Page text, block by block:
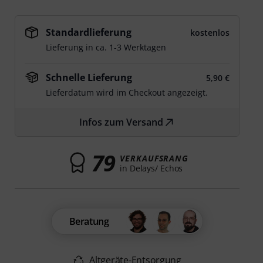
Standardlieferung
kostenlos
Lieferung in ca. 1-3 Werktagen
Schnelle Lieferung
5,90 €
Lieferdatum wird im Checkout angezeigt.
Infos zum Versand
79 VERKAUFSRANG
in Delays/ Echos
Beratung
Altgeräte-Entsorgung